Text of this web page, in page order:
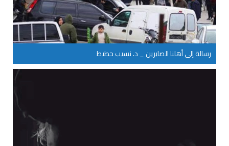
رسالة إلى أهلنا الصابرين _ د. نسيب حطيط